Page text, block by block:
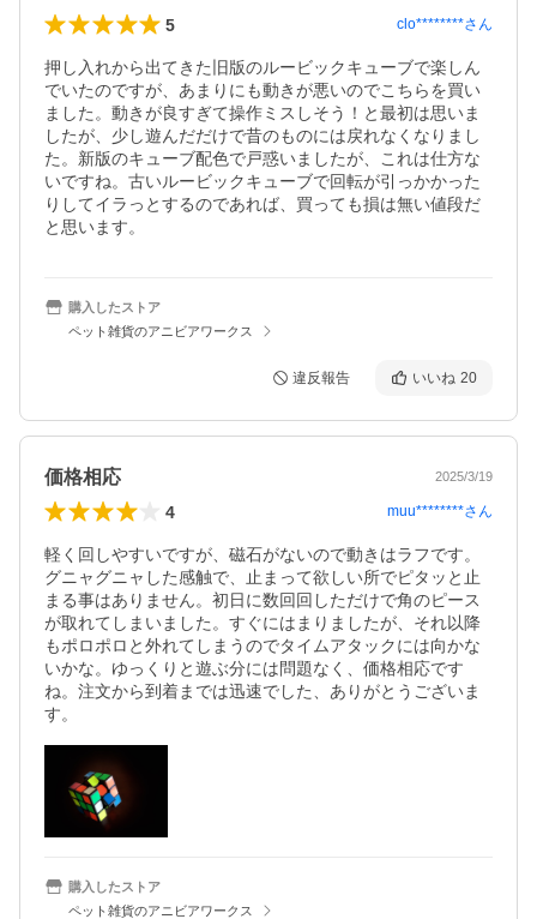
5 clo********さん
押し入れから出てきた旧版のルービックキューブで楽しん
でいたのですが、あまりにも動きが悪いのでこちらを買い
ました。動きが良すぎて操作ミスしそう！と最初は思いま
したが、少し遊んだだけで昔のものには戻れなくなりまし
た。新版のキューブ配色で戸惑いましたが、これは仕方な
いですね。古いルービックキューブで回転が引っかかった
りしてイラっとするのであれば、買っても損は無い値段だ
と思います。
購入したストア
ペット雑貨のアニビアワークス
違反報告 いいね 20
価格相応 2025/3/19
4 muu********さん
軽く回しやすいですが、磁石がないので動きはラフです。
グニャグニャした感触で、止まって欲しい所でピタッと止
まる事はありません。初日に数回回しただけで角のピース
が取れてしまいました。すぐにはまりましたが、それ以降
もポロポロと外れてしまうのでタイムアタックには向かな
いかな。ゆっくりと遊ぶ分には問題なく、価格相応です
ね。注文から到着までは迅速でした、ありがとうございま
す。
購入したストア
ペット雑貨のアニビアワークス